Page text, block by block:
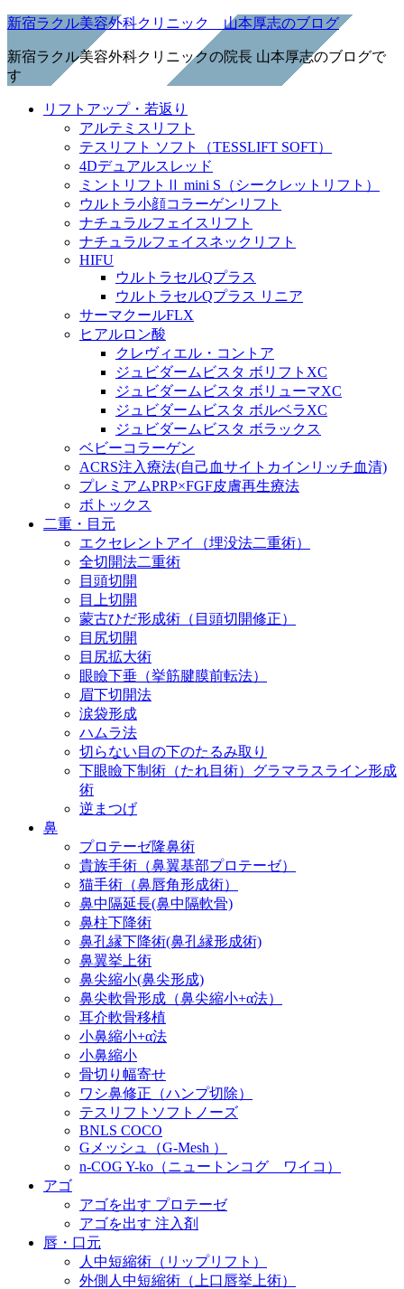
新宿ラクル美容外科クリニック 山本厚志のブログ
新宿ラクル美容外科クリニックの院長 山本厚志のブログで
す
リフトアップ・若返り
アルテミスリフト
テスリフト ソフト（TESSLIFT SOFT）
4Dデュアルスレッド
ミントリフトⅡ mini S（シークレットリフト）
ウルトラ小顔コラーゲンリフト
ナチュラルフェイスリフト
ナチュラルフェイスネックリフト
HIFU
ウルトラセルQプラス
ウルトラセルQプラス リニア
サーマクールFLX
ヒアルロン酸
クレヴィエル・コントア
ジュビダームビスタ ボリフトXC
ジュビダームビスタ ボリューマXC
ジュビダームビスタ ボルベラXC
ジュビダームビスタ ボラックス
ベビーコラーゲン
ACRS注入療法(自己血サイトカインリッチ血清)
プレミアムPRP×FGF皮膚再生療法
ボトックス
二重・目元
エクセレントアイ（埋没法二重術）
全切開法二重術
目頭切開
目上切開
蒙古ひだ形成術（目頭切開修正）
目尻切開
目尻拡大術
眼瞼下垂（挙筋腱膜前転法）
眉下切開法
涙袋形成
ハムラ法
切らない目の下のたるみ取り
下眼瞼下制術（たれ目術）グラマラスライン形成
術
逆まつげ
鼻
プロテーゼ隆鼻術
貴族手術（鼻翼基部プロテーゼ）
猫手術（鼻唇角形成術）
鼻中隔延長(鼻中隔軟骨)
鼻柱下降術
鼻孔縁下降術(鼻孔縁形成術)
鼻翼挙上術
鼻尖縮小(鼻尖形成)
鼻尖軟骨形成（鼻尖縮小+α法）
耳介軟骨移植
小鼻縮小+α法
小鼻縮小
骨切り幅寄せ
ワシ鼻修正（ハンプ切除）
テスリフトソフトノーズ
BNLS COCO
Gメッシュ（G-Mesh ）
n-COG Y-ko（ニュートンコグ ワイコ）
アゴ
アゴを出す プロテーゼ
アゴを出す 注入剤
唇・口元
人中短縮術（リップリフト）
外側人中短縮術（上口唇挙上術）